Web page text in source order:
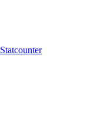
Statcounter